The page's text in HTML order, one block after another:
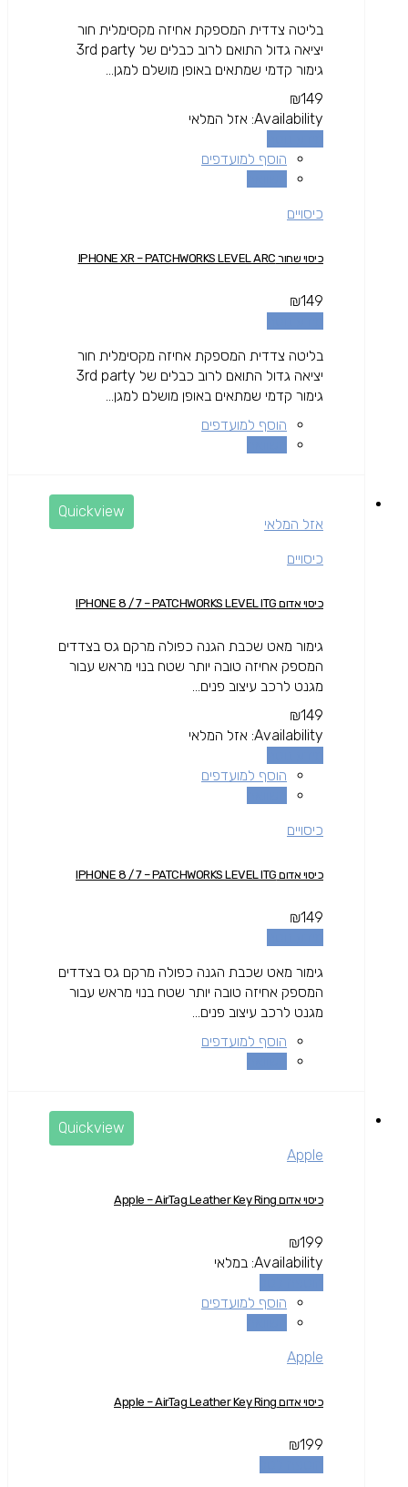
בליטה צדדית המספקת אחיזה מקסימלית חור
יציאה גדול התואם לרוב כבלים של 3rd party
גימור קדמי שמתאים באופן מושלם למגן...
₪149
Availability: אזל המלאי
הוסף למועדפים
כיסויים
כיסוי שחור IPHONE XR – PATCHWORKS LEVEL ARC
₪149
בליטה צדדית המספקת אחיזה מקסימלית חור
יציאה גדול התואם לרוב כבלים של 3rd party
גימור קדמי שמתאים באופן מושלם למגן...
הוסף למועדפים
Quickview
אזל המלאי
כיסויים
כיסוי אדום IPHONE 8 / 7 – PATCHWORKS LEVEL ITG
גימור מאט שכבת הגנה כפולה מרקם גס בצדדים
המספק אחיזה טובה יותר שטח בנוי מראש עבור
מגנט לרכב עיצוב פנים...
₪149
Availability: אזל המלאי
הוסף למועדפים
כיסויים
כיסוי אדום IPHONE 8 / 7 – PATCHWORKS LEVEL ITG
₪149
גימור מאט שכבת הגנה כפולה מרקם גס בצדדים
המספק אחיזה טובה יותר שטח בנוי מראש עבור
מגנט לרכב עיצוב פנים...
הוסף למועדפים
Quickview
Apple
כיסוי אדום Apple – AirTag Leather Key Ring
₪199
Availability: במלאי
הוסף למועדפים
Apple
כיסוי אדום Apple – AirTag Leather Key Ring
₪199